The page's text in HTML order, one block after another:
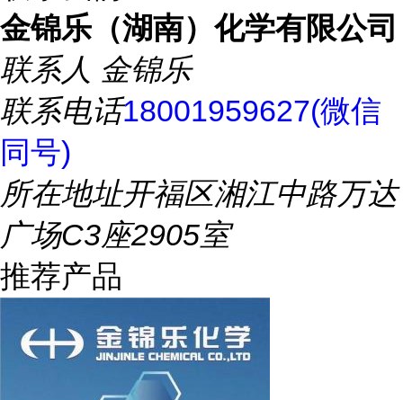
金锦乐（湖南）化学有限公司
联系人 金锦乐
联系电话18001959627(微信
同号)
所在地址开福区湘江中路万达
广场C3座2905室
推荐产品